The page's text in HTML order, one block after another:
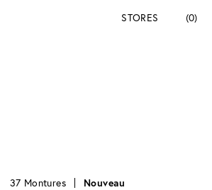
STORES (0)
37 Montures Nouveau